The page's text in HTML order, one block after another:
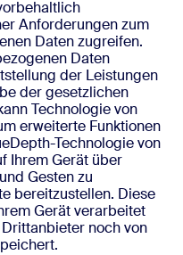
Anforderungen zum
Daten zugreifen.
Daten
der Leistungen
der gesetzlichen
Technologie von
erweiterte Funktionen
Technologie von
Ihrem Gerät über
Gesten zu
bereitzustellen. Diese
Gerät verarbeitet
noch von